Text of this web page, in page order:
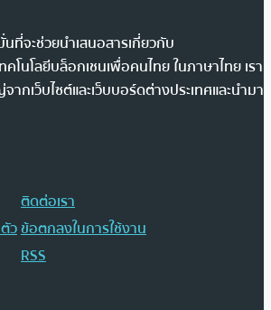
ที่จะช่วยนำเสนอสารเกี่ยวกับ
โนโลยีบล็อกเชนเพื่อคนไทย ในภาษาไทย เรา
กเว็บไซต์และเว็บบอร์ดต่างประเทศและนำมา
ติดต่อเรา
วข้อตกลงในการใช้งาน
RSS